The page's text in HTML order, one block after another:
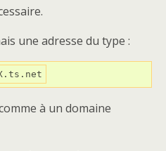
une adresse du type :
à un domaine